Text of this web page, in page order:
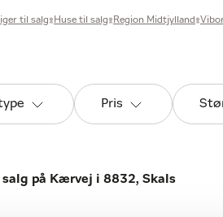
til salg Huse til salg Region Midtjylland
Pris
på Kærvej i 8832, Skals